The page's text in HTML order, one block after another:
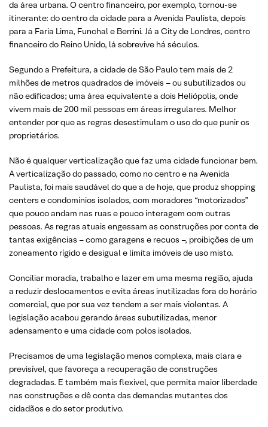
da área urbana. O centro financeiro, por exemplo, tornou-se
itinerante: do centro da cidade para a Avenida Paulista, depois
para a Faria Lima, Funchal e Berrini. Já a City de Londres, centro
financeiro do Reino Unido, lá sobrevive há séculos.
Segundo a Prefeitura, a cidade de São Paulo tem mais de 2
milhões de metros quadrados de imóveis – ou subutilizados ou
não edificados; uma área equivalente a dois Heliópolis, onde
vivem mais de 200 mil pessoas em áreas irregulares. Melhor
entender por que as regras desestimulam o uso do que punir os
proprietários.
Não é qualquer verticalização que faz uma cidade funcionar bem.
A verticalização do passado, como no centro e na Avenida
Paulista, foi mais saudável do que a de hoje, que produz shopping
centers e condomínios isolados, com moradores “motorizados”
que pouco andam nas ruas e pouco interagem com outras
pessoas. As regras atuais engessam as construções por conta de
tantas exigências – como garagens e recuos –, proibições de um
zoneamento rígido e desigual e limita imóveis de uso misto.
Conciliar moradia, trabalho e lazer em uma mesma região, ajuda
a reduzir deslocamentos e evita áreas inutilizadas fora do horário
comercial, que por sua vez tendem a ser mais violentas. A
legislação acabou gerando áreas subutilizadas, menor
adensamento e uma cidade com polos isolados.
Precisamos de uma legislação menos complexa, mais clara e
previsível, que favoreça a recuperação de construções
degradadas. E também mais flexível, que permita maior liberdade
nas construções e dê conta das demandas mutantes dos
cidadãos e do setor produtivo.